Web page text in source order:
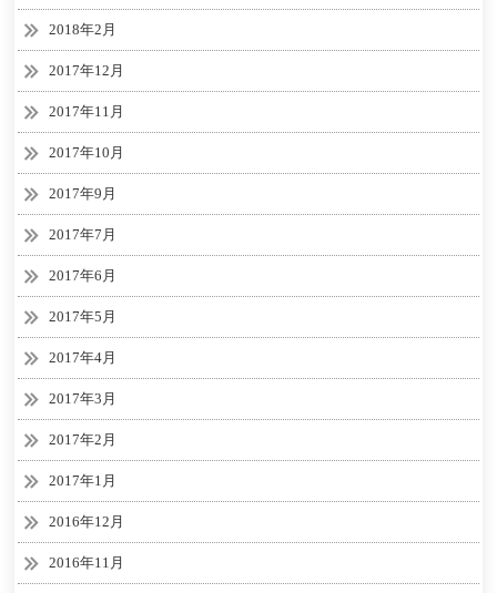
2018年2月
2017年12月
2017年11月
2017年10月
2017年9月
2017年7月
2017年6月
2017年5月
2017年4月
2017年3月
2017年2月
2017年1月
2016年12月
2016年11月